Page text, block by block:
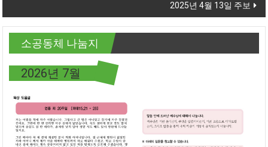
2025년 4월 13일 주보
소공동체 나눔지
2026년 7월